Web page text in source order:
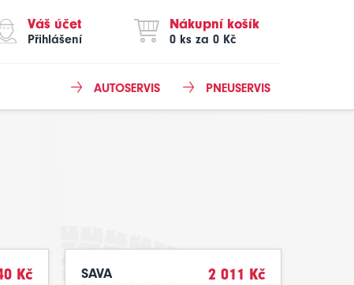
Váš účet
Přihlášení
Nákupní košík
0 ks za 0 Kč
PNEUSERVIS
AUTOSERVIS
Kč SAVA 2 011 Kč